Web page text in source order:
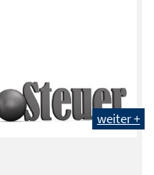
weiter +